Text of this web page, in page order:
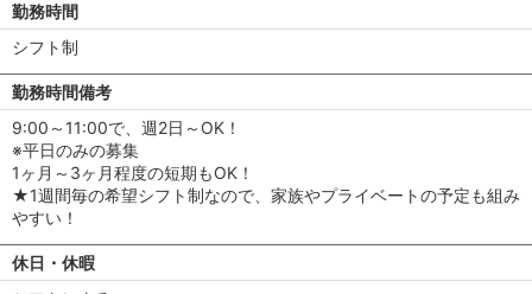
勤務時間
シフト制
勤務時間備考
9:00～11:00で、週2日～OK！
※平日のみの募集
1ヶ月～3ヶ月程度の短期もOK！
★1週間毎の希望シフト制なので、家族やプライベートの予定も組み
やすい！
休日・休暇